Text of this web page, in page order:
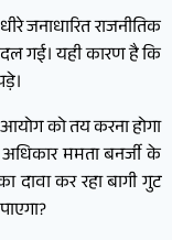
जनाधारित राजनीतिक
गई। यही कारण है कि
को तय करना होगा
ममता बनर्जी के
कर रहा बागी गुट